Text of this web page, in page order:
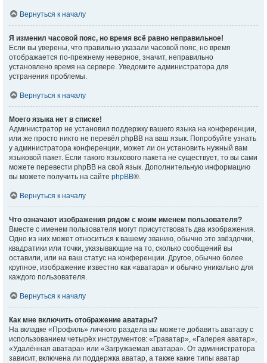
Вернуться к началу
Я изменил часовой пояс, но время всё равно неправильное!
Если вы уверены, что правильно указали часовой пояс, но время
отображается по-прежнему неверное, значит, неправильно
установлено время на сервере. Уведомите администратора для
устранения проблемы.
Вернуться к началу
Моего языка нет в списке!
Администратор не установил поддержку вашего языка на конференции,
или же просто никто не перевёл phpBB на ваш язык. Попробуйте узнать
у администратора конференции, может ли он установить нужный вам
языковой пакет. Если такого языкового пакета не существует, то вы сами
можете перевести phpBB на свой язык. Дополнительную информацию
вы можете получить на сайте phpBB®.
Вернуться к началу
Что означают изображения рядом с моим именем пользователя?
Вместе с именем пользователя могут присутствовать два изображения.
Одно из них может относиться к вашему званию, обычно это звёздочки,
квадратики или точки, указывающие на то, сколько сообщений вы
оставили, или на ваш статус на конференции. Другое, обычно более
крупное, изображение известно как «аватара» и обычно уникально для
каждого пользователя.
Вернуться к началу
Как мне включить отображение аватары?
На вкладке «Профиль» личного раздела вы можете добавить аватару с
использованием четырёх инструментов: «Граватар», «Галерея аватар»,
«Удалённая аватара» или «Загружаемая аватара». От администратора
зависит, включена ли поддержка аватар, а также какие типы аватар